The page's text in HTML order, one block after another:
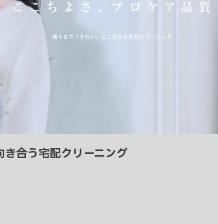
合う宅配クリーニング